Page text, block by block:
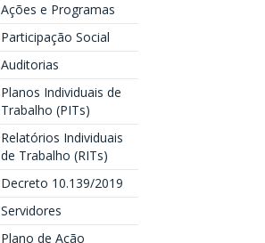
Ações e Programas
Participação Social
Auditorias
Planos Individuais de
Trabalho (PITs)
Relatórios Individuais
de Trabalho (RITs)
Decreto 10.139/2019
Servidores
Plano de Ação